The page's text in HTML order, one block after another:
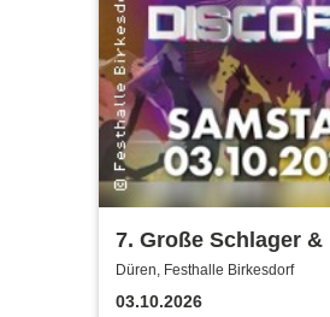
7. Große Schlager &
Party | Festhalle-
Düren, Festhalle Birkesdorf
03.10.2026